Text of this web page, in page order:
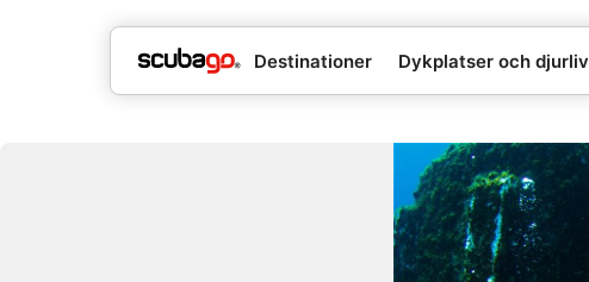
Destinationer Dykplatser och djurliv